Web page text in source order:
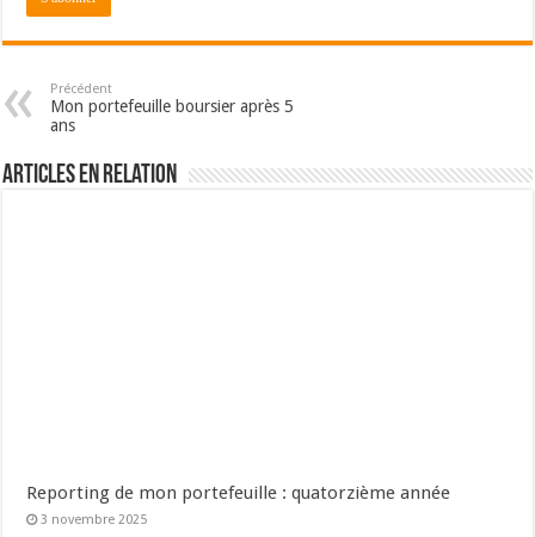
Précédent
Mon portefeuille boursier après 5
ans
Articles en relation
Reporting de mon portefeuille : quatorzième année
3 novembre 2025